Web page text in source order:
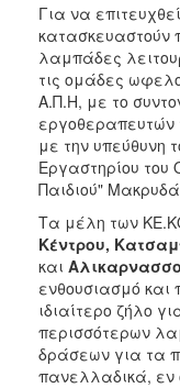
Για να
κατασκευαστούν
λαμπάδες
τις ομάδες
Α.Π.Η, με το
εργοθεραπευτών
με την υπεύθυνη
Εργαστηρίου
Παιδιού"
Τα μέλη των
Κέντρου,
και
ενθουσιασμό και
ιδιαίτερο ζήλο
περισσότερων
δράσεων για τα
πανελλαδικά, εν